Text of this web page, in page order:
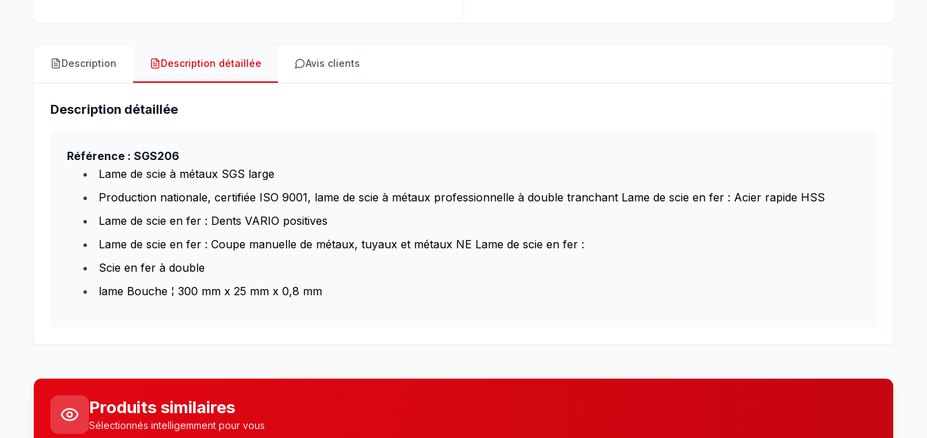
Description Description détaillée Avis clients
Description détaillée
Référence : SGS206
Lame de scie à métaux SGS large
Production nationale, certifiée ISO 9001, lame de scie à métaux professionnelle à double tranchant Lame de scie en fer : Acier rapide HSS
Lame de scie en fer : Dents VARIO positives
Lame de scie en fer : Coupe manuelle de métaux, tuyaux et métaux NE Lame de scie en fer :
Scie en fer à double
lame Bouche ¦ 300 mm x 25 mm x 0,8 mm
Produits similaires
Sélectionnés intelligemment pour vous